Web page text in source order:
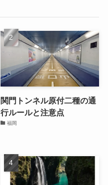
関門トンネル原付二種の通
行ルールと注意点
福岡